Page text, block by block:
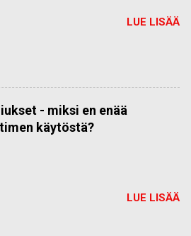
LUE LISÄÄ
- miksi en enää
käytöstä?
LUE LISÄÄ